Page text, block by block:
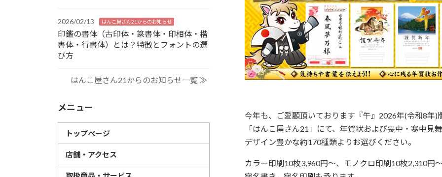
今年も、ご愛顧頂いております『午』2026年(令和8年
「はんこ屋さん21」にて、年賀状および喪中・寒中見
デザイン豊かな約170種類よりお選びください。
カラー印刷10枚3,960円～、モノクロ印刷10枚2,310円
2026/02/13 はんこ屋さん21からのお知らせ
印鑑の書体（古印体・篆書体・印相体・楷
書体・行書体）とは？特徴とフォントの選
び方
はんこ屋さん21からのお知らせ一覧 ≫
メニュー
トップページ
店舗・アクセス